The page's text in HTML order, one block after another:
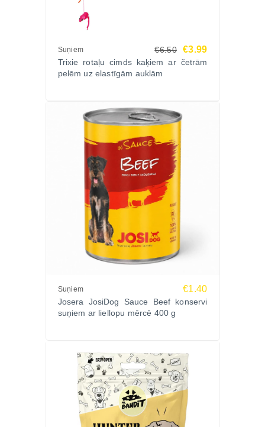
Suņiem €6.50 €3.99
Trixie rotaļu cimds kaķiem ar četrām
pelēm uz elastīgām auklām
Suņiem €1.40
Josera JosiDog Sauce Beef konservi
suņiem ar liellopu mērcē 400 g